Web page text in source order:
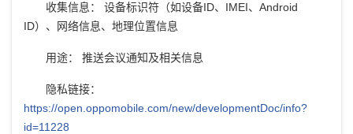
收集信息： 设备标识符（如设备ID、IMEI、Android
ID）、网络信息、地理位置信息
用途： 推送会议通知及相关信息
隐私链接：
https://open.oppomobile.com/new/developmentDoc/info?
id=11228